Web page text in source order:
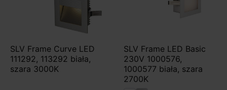
SLV Frame Curve LED
111292, 113292 biała,
szara 3000K
SLV Frame LED Basic
230V 1000576,
1000577 biała, szara
2700K